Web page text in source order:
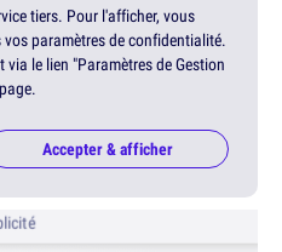
tiers. Pour l'afficher, vous
paramètres de confidentialité.
le lien "Paramètres de Gestion
Accepter & afficher